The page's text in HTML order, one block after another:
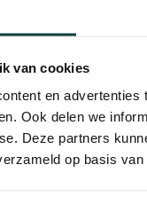
van cookies
en
Ook delen we
Deze partners
op basis
is deze pergola
langs de
wilt accentueren.
is, terwijl de